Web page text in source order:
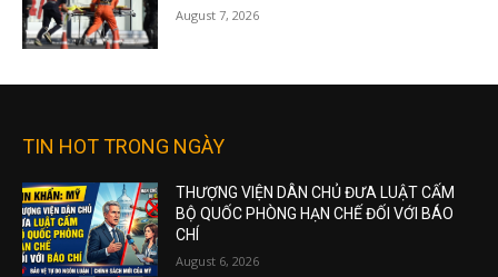
August 7, 2026
TIN HOT TRONG NGÀY
THƯỢNG VIỆN DÂN CHỦ ĐƯA LUẬT CẤM
BỘ QUỐC PHÒNG HẠN CHẾ ĐỐI VỚI BÁO
CHÍ
August 6, 2026